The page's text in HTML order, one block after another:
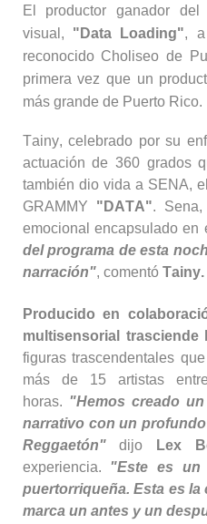
El productor ganador del
visual, "Data Loading", a
reconocido Choliseo de
primera vez que un
más grande de Puerto Rico.
Tainy, celebrado por su
actuación de 360 grados
también dio vida a SENA,
GRAMMY "DATA".
emocional encapsulado en
del programa de esta
narración", comentó Tainy.
Producido en
multisensorial
figuras trascendentales
más de 15 artistas
horas. "Hemos creado
narrativo con un
Reggaetón"dijo Lex
experiencia. "Este es un
puertorriqueña. Esta es
marca un antes y un